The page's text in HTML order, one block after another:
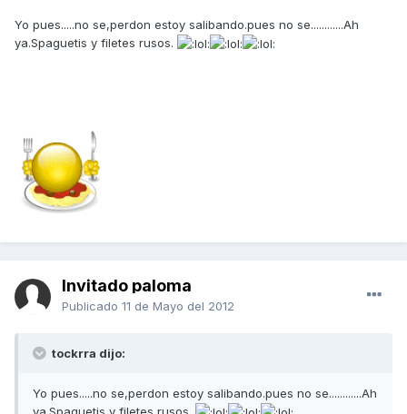
Yo pues.....no se,perdon estoy salibando.pues no se............Ah
ya.Spaguetis y filetes rusos.
Invitado paloma
Publicado 11 de Mayo del 2012
tockrra dijo:
Yo pues.....no se,perdon estoy salibando.pues no se............Ah
ya.Spaguetis y filetes rusos.